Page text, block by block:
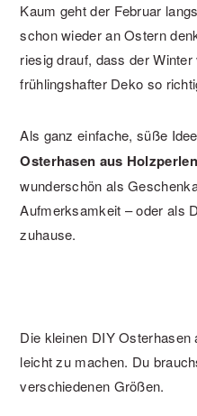
Kaum geht der Februar
schon wieder an Ostern
riesig drauf, dass der
frühlingshafter Deko so
Als ganz einfache, süße
Osterhasen aus Holzperlen
wunderschön als
Aufmerksamkeit – oder als
zuhause.
Die kleinen DIY
leicht zu machen. Du
verschiedenen Größen.